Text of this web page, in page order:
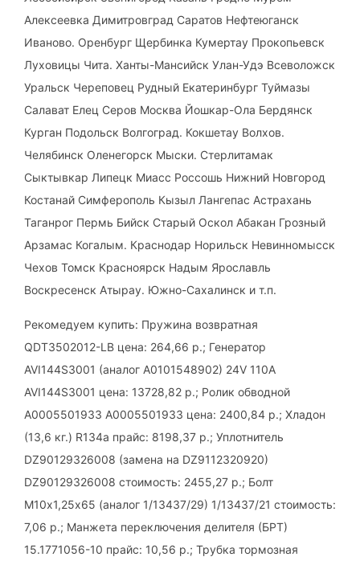
Алексеевка Димитровград Саратов Нефтеюганск
Иваново. Оренбург Щербинка Кумертау Прокопьевск
Луховицы Чита. Ханты-Мансийск Улан-Удэ Всеволожск
Уральск Череповец Рудный Екатеринбург Туймазы
Салават Елец Серов Москва Йошкар-Ола Бердянск
Курган Подольск Волгоград. Кокшетау Волхов.
Челябинск Оленегорск Мыски. Стерлитамак
Сыктывкар Липецк Миасс Россошь Нижний Новгород
Костанай Симферополь Кызыл Лангепас Астрахань
Таганрог Пермь Бийск Старый Оскол Абакан Грозный
Арзамас Когалым. Краснодар Норильск Невинномысск
Чехов Томск Красноярск Надым Ярославль
Воскресенск Атырау. Южно-Сахалинск и т.п.
Рекомедуем купить: Пружина возвратная
QDT3502012-LB цена: 264,66 р.; Генератор
AVI144S3001 (аналог A0101548902) 24V 110A
AVI144S3001 цена: 13728,82 р.; Ролик обводной
A0005501933 A0005501933 цена: 2400,84 р.; Хладон
(13,6 кг.) R134а прайс: 8198,37 р.; Уплотнитель
DZ90129326008 (замена на DZ9112320920)
DZ90129326008 стоимость: 2455,27 р.; Болт
М10х1,25х65 (аналог 1/13437/29) 1/13437/21 стоимость:
7,06 р.; Манжета переключения делителя (БРТ)
15.1771056-10 прайс: 10,56 р.; Трубка тормозная